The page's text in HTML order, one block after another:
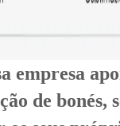
empresa
de bonés,